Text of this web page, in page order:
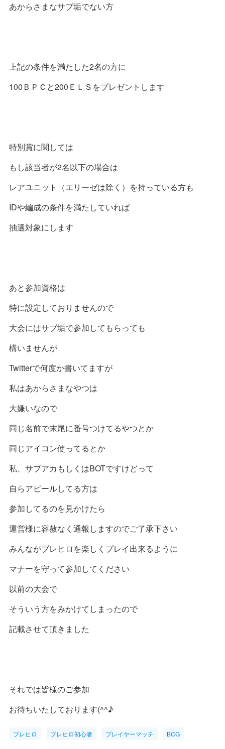
あからさまなサブ垢でない方
上記の条件を満たした2名の方に
100ＢＰＣと200ＥＬＳをプレゼントします
特別賞に関しては
もし該当者が2名以下の場合は
レアユニット（エリーゼは除く）を持っている方も
IDや編成の条件を満たしていれば
抽選対象にします
あと参加資格は
特に設定しておりませんので
大会にはサブ垢で参加してもらっても
構いませんが
Twitterで何度か書いてますが
私はあからさまなやつは
大嫌いなので
同じ名前で末尾に番号つけてるやつとか
同じアイコン使ってるとか
私、サブアカもしくはBOTですけどって
自らアピールしてる方は
参加してるのを見かけたら
運営様に容赦なく通報しますのでご了承下さい
みんながブレヒロを楽しくプレイ出来るように
マナーを守って参加してください
以前の大会で
そういう方をみかけてしまったので
記載させて頂きました
それでは皆様のご参加
お待ちいたしております(^^♪
ブレヒロ ブレヒロ初心者 プレイヤーマッチ BCG